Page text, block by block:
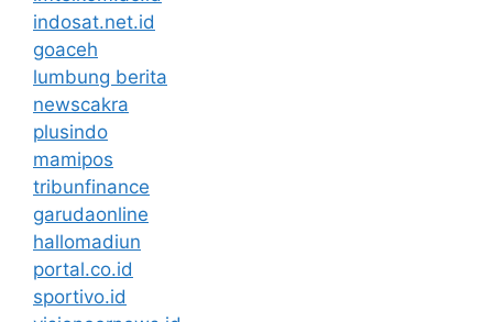
indosat.net.id
goaceh
lumbung berita
newscakra
plusindo
mamipos
tribunfinance
garudaonline
hallomadiun
portal.co.id
sportivo.id